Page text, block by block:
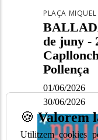
01/06/2026
30/06/2026
PLAÇA
de juny -
Pollença
🍪Valorem
Utilitzem cookies